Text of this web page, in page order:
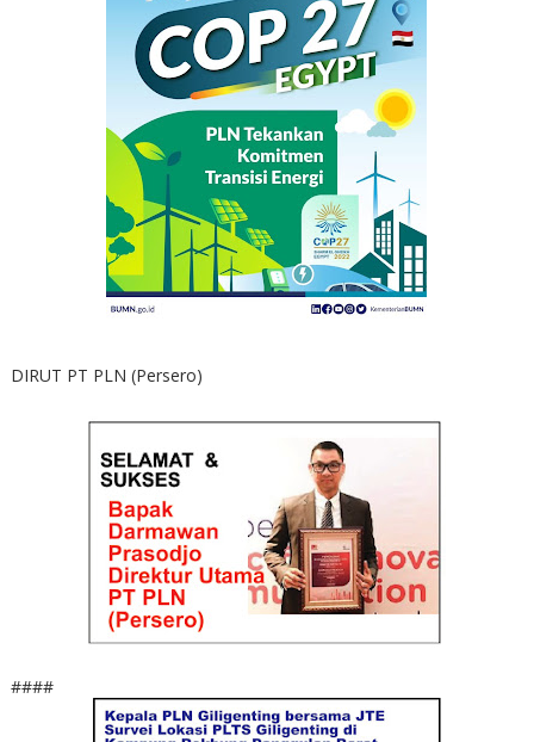
DIRUT PT PLN (Persero)
####